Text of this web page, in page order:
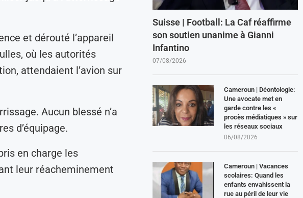
et dérouté l’appareil
où les autorités
attendaient l’avion sur
Aucun blessé n’a
d’équipage.
en charge les
leur réacheminement
Suisse | Football: La Caf réaffirme
son soutien unanime à Gianni
Infantino
07/08/2026
Cameroun | Déontologie:
Une avocate met en
garde contre les «
procès médiatiques » sur
les réseaux sociaux
06/08/2026
Cameroun | Vacances
scolaires: Quand les
enfants envahissent la
rue au péril de leur vie